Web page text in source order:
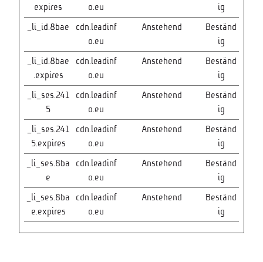
expires
o.eu
ig
_li_id.8bae
cdn.leadinf
o.eu
Anstehend
Beständ
ig
_li_id.8bae
.expires
cdn.leadinf
o.eu
Anstehend
Beständ
ig
_li_ses.241
5
cdn.leadinf
o.eu
Anstehend
Beständ
ig
_li_ses.241
5.expires
cdn.leadinf
o.eu
Anstehend
Beständ
ig
_li_ses.8ba
e
cdn.leadinf
o.eu
Anstehend
Beständ
ig
_li_ses.8ba
e.expires
cdn.leadinf
o.eu
Anstehend
Beständ
ig